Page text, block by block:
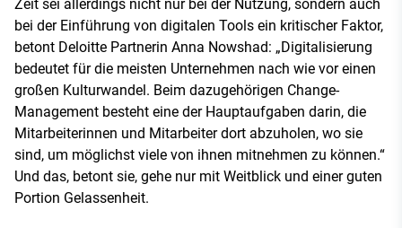
Zeit sei allerdings nicht nur bei der Nutzung, sondern auch
bei der Einführung von digitalen Tools ein kritischer Faktor,
betont Deloitte Partnerin Anna Nowshad: „Digitalisierung
bedeutet für die meisten Unternehmen nach wie vor einen
großen Kulturwandel. Beim dazugehörigen Change-
Management besteht eine der Hauptaufgaben darin, die
Mitarbeiterinnen und Mitarbeiter dort abzuholen, wo sie
sind, um möglichst viele von ihnen mitnehmen zu können.“
Und das, betont sie, gehe nur mit Weitblick und einer guten
Portion Gelassenheit.